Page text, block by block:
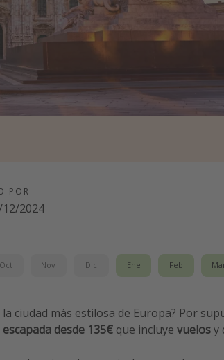
POR
12/2024
Oct Nov Dic Ene Feb
ciudad más estilosa de Europa? Por
escapada desde 135€ que incluye vuelosy